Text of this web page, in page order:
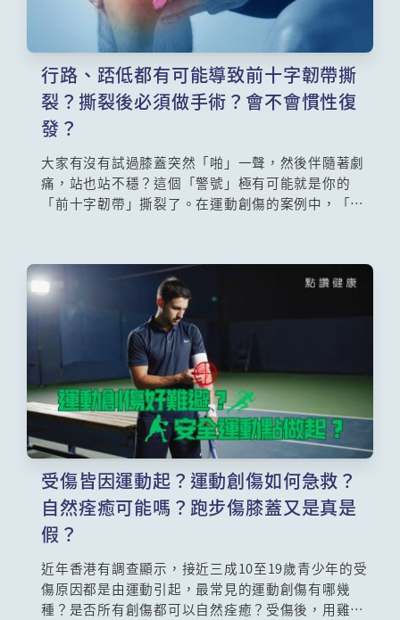
行路、踎低都有可能導致前十字韌帶撕
裂？撕裂後必須做手術？會不會慣性復
發？
大家有沒有試過膝蓋突然「啪」一聲，然後伴隨著劇
痛，站也站不穩？這個「警號」極有可能就是你的
「前十字韌帶」撕裂了。在運動創傷的案例中，「前
和的日常活動如跑步、下蹲等，都有機會對十字韌帶
造成創傷。本集請來專科醫生容樹恒教授(香港中文大
學醫學院矯型外科及創傷學系系主任)，解構「前十字
韌帶撕裂」的成因、徵狀、治療方法和復康療程，讓
大眾不要輕視這個創傷病症。
受傷皆因運動起？運動創傷如何急救？
自然痊癒可能嗎？跑步傷膝蓋又是真是
假？
近年香港有調查顯示，接近三成10至19歲青少年的受
傷原因都是由運動引起，最常見的運動創傷有哪幾
種？是否所有創傷都可以自然痊癒？受傷後，用雞蛋